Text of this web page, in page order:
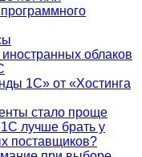
облаков
1С» от «Хостинга
стало проще
лучше брать у
поставщиков?